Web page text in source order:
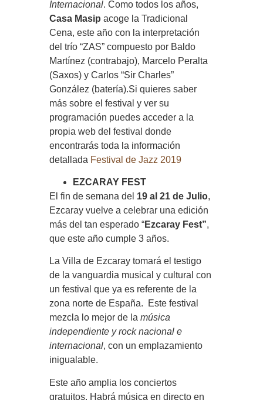
Internacional. Como todos los años,
Casa Masip acoge la Tradicional
Cena, este año con la interpretación
del trío “ZAS” compuesto por Baldo
Martínez (contrabajo), Marcelo Peralta
(Saxos) y Carlos “Sir Charles”
González (batería).Si quieres saber
más sobre el festival y ver su
programación puedes acceder a la
propia web del festival donde
encontrarás toda la información
detallada Festival de Jazz 2019
EZCARAY FEST
El fin de semana del 19 al 21 de Julio,
Ezcaray vuelve a celebrar una edición
más del tan esperado “Ezcaray Fest”,
que este año cumple 3 años.
La Villa de Ezcaray tomará el testigo
de la vanguardia musical y cultural con
un festival que ya es referente de la
zona norte de España. Este festival
mezcla lo mejor de lamúsica
independiente y rock nacional e
internacional, con un emplazamiento
inigualable.
Este año amplia los conciertos
gratuitos. Habrá música en directo en